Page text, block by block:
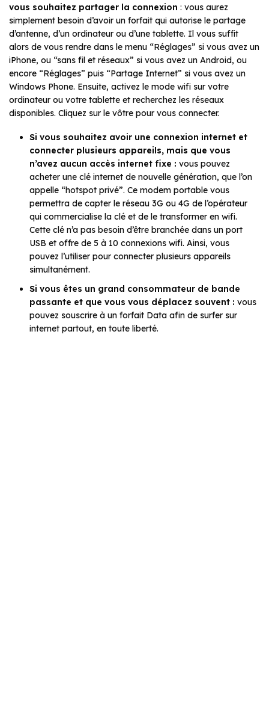
vous souhaitez partager la connexion : vous aurez
simplement besoin d’avoir un forfait qui autorise le partage
d’antenne, d’un ordinateur ou d’une tablette. Il vous suffit
alors de vous rendre dans le menu “Réglages” si vous avez un
iPhone, ou “sans fil et réseaux” si vous avez un Android, ou
encore “Réglages” puis “Partage Internet” si vous avez un
Windows Phone. Ensuite, activez le mode wifi sur votre
ordinateur ou votre tablette et recherchez les réseaux
disponibles. Cliquez sur le vôtre pour vous connecter.
Si vous souhaitez avoir une connexion internet et
connecter plusieurs appareils, mais que vous
n’avez aucun accès internet fixe : vous pouvez
acheter une clé internet de nouvelle génération, que l’on
appelle “hotspot privé”. Ce modem portable vous
permettra de capter le réseau 3G ou 4G de l’opérateur
qui commercialise la clé et de le transformer en wifi.
Cette clé n’a pas besoin d’être branchée dans un port
USB et offre de 5 à 10 connexions wifi. Ainsi, vous
pouvez l’utiliser pour connecter plusieurs appareils
simultanément.
Si vous êtes un grand consommateur de bande
passante et que vous vous déplacez souvent : vous
pouvez souscrire à un forfait Data afin de surfer sur
internet partout, en toute liberté.